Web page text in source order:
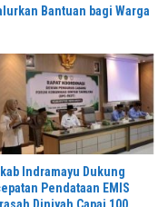
Bantuan bagi Warga
Indramayu Dukung
Pendataan EMIS
Diniyah Capai 100